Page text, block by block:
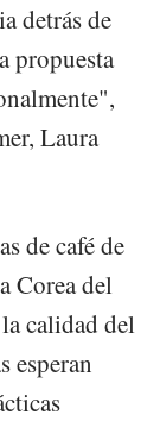
detrás de
propuesta
Laura
de café de
Corea del
calidad del
esperan